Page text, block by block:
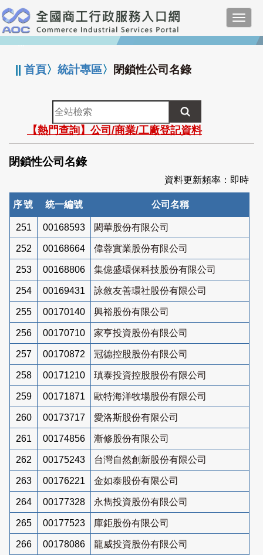
跳
到
主
要
:::
||首頁〉統計專區〉 閉鎖性公司名錄
全
站
檢
索
【熱門查詢】公司/商業/工廠登記資料
閉鎖性公司名錄
資料更新頻率：即時
序號 統一編號 公司名稱
251 00168593 閎華股份有限公司
252 00168664 偉蓉實業股份有限公司
253 00168806 集億盛環保科技股份有限公司
254 00169431 詠敘友善環社股份有限公司
255 00170140 興裕股份有限公司
256 00170710 家亨投資股份有限公司
257 00170872 冠德控股股份有限公司
258 00171210 瑱泰投資控股股份有限公司
259 00171871 歐特海洋牧場股份有限公司
260 00173717 愛洛斯股份有限公司
261 00174856 漸修股份有限公司
262 00175243 台灣自然創新股份有限公司
263 00176221 金如泰股份有限公司
264 00177328 永雋投資股份有限公司
265 00177523 庫鉅股份有限公司
266 00178086 龍威投資股份有限公司